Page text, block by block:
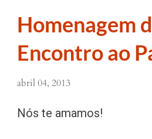
especialmente sobre o
momento da agonia. Esta
Mundo inteiro. Permitirei
Nessa hora nada negarei
Homenagem
Encontro ao
abril 04, 2013
Nós te amamos!